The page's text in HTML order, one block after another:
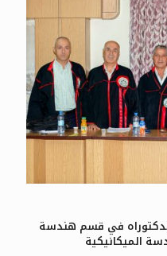
في قسم هندسة
الميكانيكية